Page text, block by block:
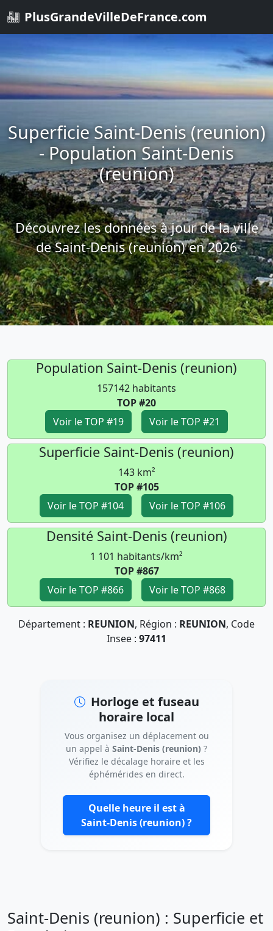
PlusGrandeVilleDeFrance.com
Superficie Saint-Denis (reunion)
- Population Saint-Denis
(reunion)
Découvrez les données à jour de la ville
de Saint-Denis (reunion) en 2026
Population Saint-Denis (reunion)
157142 habitants
TOP #20
Voir le TOP #19
Voir le TOP #21
Superficie Saint-Denis (reunion)
143 km²
TOP #105
Voir le TOP #104
Voir le TOP #106
Densité Saint-Denis (reunion)
1 101 habitants/km²
TOP #867
Voir le TOP #866
Voir le TOP #868
Département : REUNION, Région : REUNION, Code
Insee : 97411
Horloge et fuseau
horaire local
Vous organisez un déplacement ou
un appel à Saint-Denis (reunion) ?
Vérifiez le décalage horaire et les
éphémérides en direct.
Quelle heure il est à
Saint-Denis (reunion) ?
Saint-Denis (reunion) : Superficie et